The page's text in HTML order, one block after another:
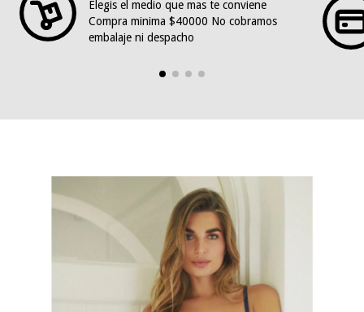
Elegis el medio que mas te conviene
Compra minima $40000 No cobramos
embalaje ni despacho